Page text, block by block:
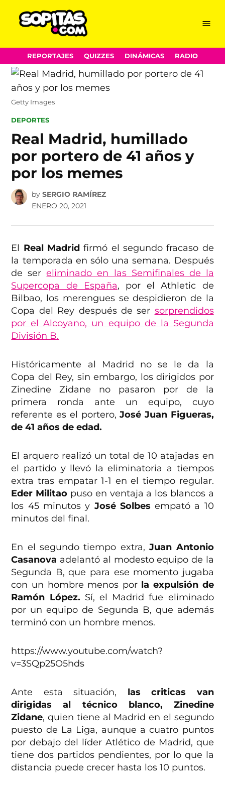
Skip
to
content
Menu
REPORTAJES QUIZZES DINÁMICAS RADIO
Getty Images
POSTED
DEPORTES
Real Madrid, humillado
por portero de 41 años y
por los memes
by SERGIO RAMÍREZ
ENERO 20, 2021
El Real Madrid firmó el segundo fracaso de
la temporada en sólo una semana. Después
de sereliminado en las Semifinales de la
Supercopa de España, por el Athletic de
Bilbao, los merengues se despidieron de la
Copa del Rey después de ser sorprendidos
por el Alcoyano, un equipo de la Segunda
División B.
Históricamente al Madrid no se le da la
Copa del Rey, sin embargo, los dirigidos por
Zinedine Zidane no pasaron por de la
primera ronda ante un equipo, cuyo
referente es el portero,José Juan Figueras,
de 41 años de edad.
El arquero realizó un total de 10 atajadas en
el partido y llevó la eliminatoria a tiempos
extra tras empatar 1-1 en el tiempo regular.
Eder Militao puso en ventaja a los blancos a
los 45 minutos y José Solbes empató a 10
minutos del final.
En el segundo tiempo extra,Juan Antonio
Casanova adelantó al modesto equipo de la
Segunda B, que para ese momento jugaba
con un hombre menos por la expulsión de
Ramón López. Sí, el Madrid fue eliminado
por un equipo de Segunda B, que además
terminó con un hombre menos.
https://www.youtube.com/watch?
v=3SQp25O5hds
Ante esta situación, las criticas van
dirigidas al técnico blanco, Zinedine
Zidane, quien tiene al Madrid en el segundo
puesto de La Liga, aunque a cuatro puntos
por debajo del líder Atlético de Madrid, que
tiene dos partidos pendientes, por lo que la
distancia puede crecer hasta los 10 puntos.